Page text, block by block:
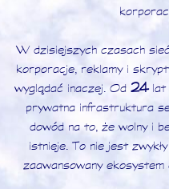
W dzisiejszych czasach
korporacje, reklamy i
wyglądać inaczej. Od 24lat
prywatna infrastruktura
dowód na to, że wolny i
istnieje. To nie jest
zaawansowany